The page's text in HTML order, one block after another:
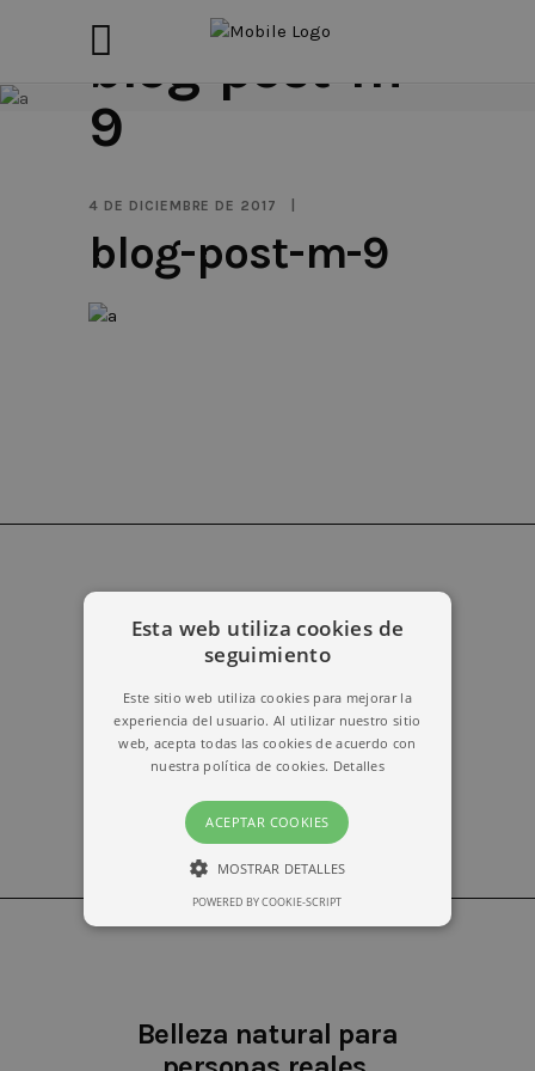
blog-post-m-
9
4 DE DICIEMBRE DE 2017
blog-post-m-9
erika@kymabarcelona.com
Belleza natural para
Esta web utiliza cookies de
seguimiento
Este sitio web utiliza cookies para mejorar la
experiencia del usuario. Al utilizar nuestro sitio
web, acepta todas las cookies de acuerdo con
nuestra política de cookies. Detalles
ACEPTAR COOKIES
MOSTRAR DETALLES
POWERED BY COOKIE-SCRIPT